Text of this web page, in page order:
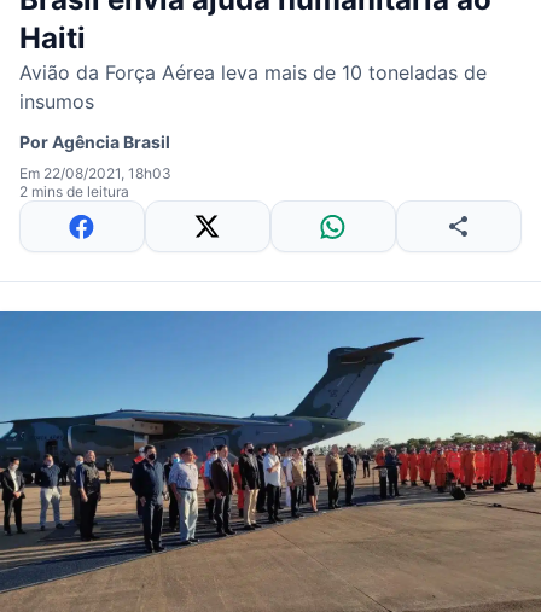
Haiti
Avião da Força Aérea leva mais de 10 toneladas de
insumos
PorAgência Brasil
Em 22/08/2021, 18h03
2 mins de leitura